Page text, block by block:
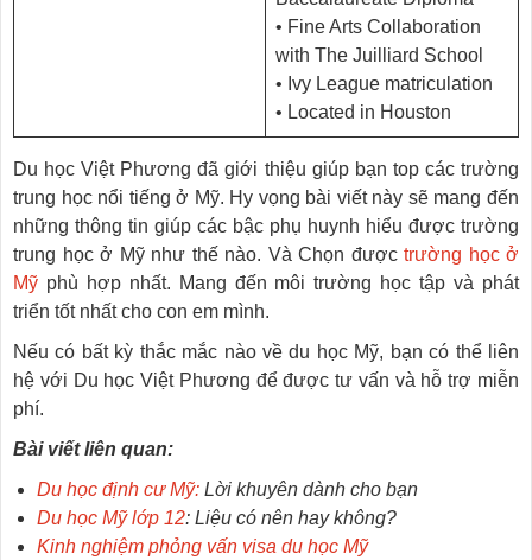
• Fine Arts Collaboration
with The Juilliard School
• Ivy League matriculation
• Located in Houston
Du học Việt Phương đã giới thiệu giúp bạn top các trường
trung học nổi tiếng ở Mỹ. Hy vọng bài viết này sẽ mang đến
những thông tin giúp các bậc phụ huynh hiểu được trường
trung học ở Mỹ như thế nào. Và Chọn được trường học ở
Mỹ phù hợp nhất. Mang đến môi trường học tập và phát
triển tốt nhất cho con em mình.
Nếu có bất kỳ thắc mắc nào về du học Mỹ, bạn có thể liên
hệ với Du học Việt Phương để được tư vấn và hỗ trợ miễn
phí.
Bài viết liên quan:
Du học định cư Mỹ: Lời khuyên dành cho bạn
Du học Mỹ lớp 12: Liệu có nên hay không?
Kinh nghiệm phỏng vấn visa du học Mỹ